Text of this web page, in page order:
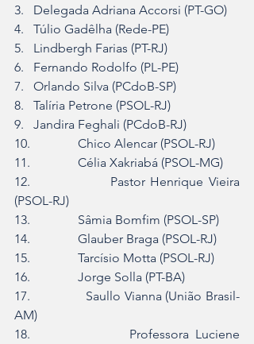
3.   Delegada Adriana Accorsi (PT-GO)
4.   Túlio Gadêlha (Rede-PE)
5.   Lindbergh Farias (PT-RJ)
6.   Fernando Rodolfo (PL-PE)
7.   Orlando Silva (PCdoB-SP)
8.   Talíria Petrone (PSOL-RJ)
9.   Jandira Feghali (PCdoB-RJ)
10.               Chico Alencar (PSOL-RJ)
11.               Célia Xakriabá (PSOL-MG)
12.               Pastor Henrique Vieira
(PSOL-RJ)
13.               Sâmia Bomfim (PSOL-SP)
14.               Glauber Braga (PSOL-RJ)
15.               Tarcísio Motta (PSOL-RJ)
16.               Jorge Solla (PT-BA)
17.               Saullo Vianna (União Brasil-
AM)
18.               Professora Luciene